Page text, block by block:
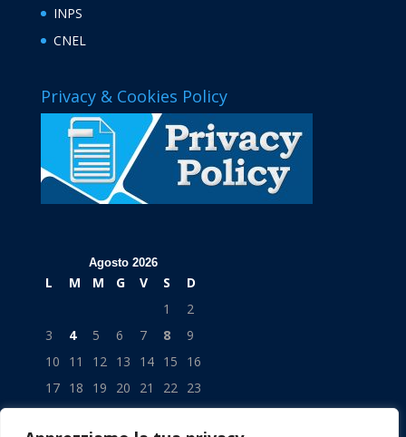
INPS
CNEL
Privacy & Cookies Policy
Agosto 2026
L M M G V S
D
1
2
3
4 5 6 7 8
9
10
11 12 13 14 15
16
17 18 19 20 21 22 23